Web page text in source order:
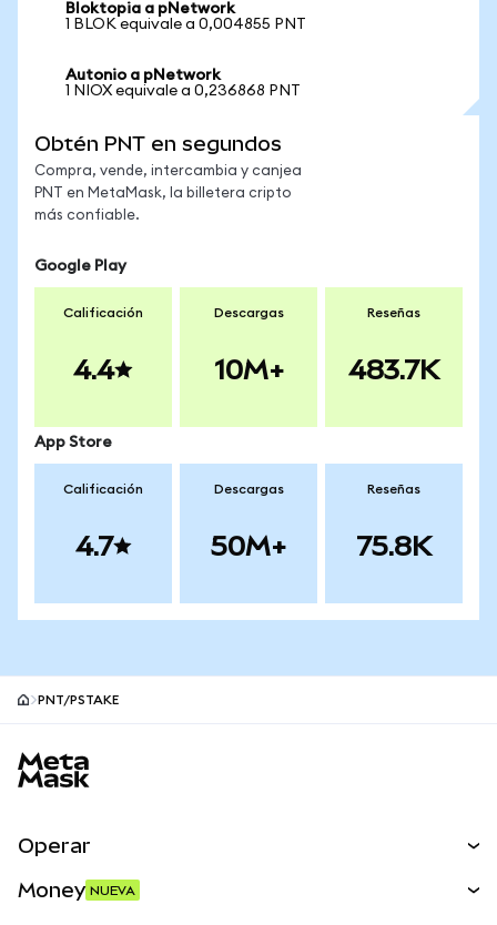
Bloktopia a pNetwork
1 BLOK equivale a 0,004855 PNT
Autonio a pNetwork
1 NIOX equivale a 0,236868 PNT
Obtén PNT en segundos
Compra, vende, intercambia y canjea
PNT en MetaMask, la billetera cripto
más confiable.
Google Play
Calificación
4.4
Descargas
10M+
Reseñas
483.7K
App Store
Calificación
4.7
Descargas
50M+
Reseñas
75.8K
PNT/PSTAKE
Operar
Money NUEVA